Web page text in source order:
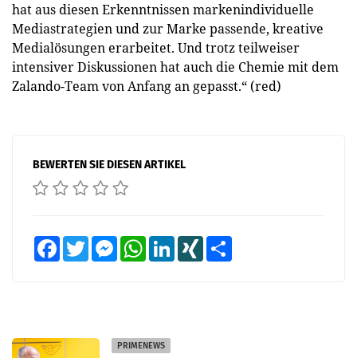
hat aus diesen Erkenntnissen markenindividuelle
Mediastrategien und zur Marke passende, kreative
Medialösungen erarbeitet. Und trotz teilweiser
intensiver Diskussionen hat auch die Chemie mit dem
Zalando-Team von Anfang an gepasst.“ (red)
BEWERTEN SIE DIESEN ARTIKEL
FacebookTwitter MessengerWhatsAppLinkedInXING
PRIMENEWS